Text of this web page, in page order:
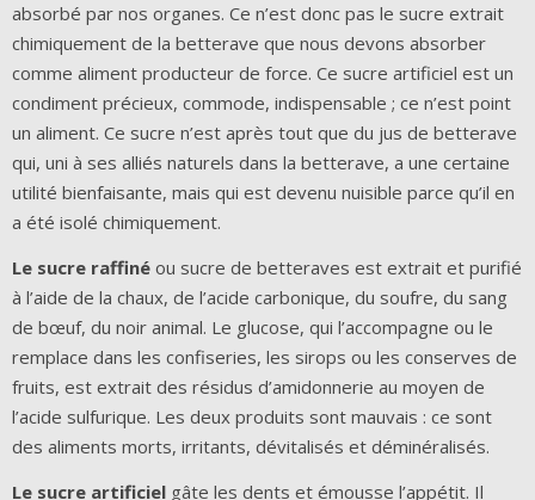
absorbé par nos organes. Ce n’est donc pas le sucre extrait
chimiquement de la betterave que nous devons absorber
comme aliment producteur de force. Ce sucre artificiel est un
condiment précieux, commode, indispensable ; ce n’est point
un aliment. Ce sucre n’est après tout que du jus de betterave
qui, uni à ses alliés naturels dans la betterave, a une certaine
utilité bienfaisante, mais qui est devenu nuisible parce qu’il en
a été isolé chimiquement.
Le sucre raffiné ou sucre de betteraves est extrait et purifié
à l’aide de la chaux, de l’acide carbonique, du soufre, du sang
de bœuf, du noir animal. Le glucose, qui l’accompagne ou le
remplace dans les confiseries, les sirops ou les conserves de
fruits, est extrait des résidus d’amidonnerie au moyen de
l’acide sulfurique. Les deux produits sont mauvais : ce sont
des aliments morts, irritants, dévitalisés et déminéralisés.
Le sucre artificiel gâte les dents et émousse l’appétit. Il